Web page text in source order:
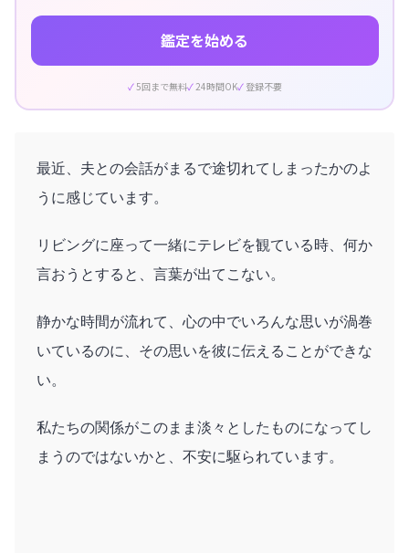
鑑定を始める
5回まで無料 24時間OK 登録不要
最近、夫との会話がまるで途切れてしまったかのよ
うに感じています。
リビングに座って一緒にテレビを観ている時、何か
言おうとすると、言葉が出てこない。
静かな時間が流れて、心の中でいろんな思いが渦巻
いているのに、その思いを彼に伝えることができな
い。
私たちの関係がこのまま淡々としたものになってし
まうのではないかと、不安に駆られています。